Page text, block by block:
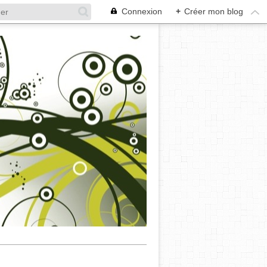
Connexion + Créer mon blog